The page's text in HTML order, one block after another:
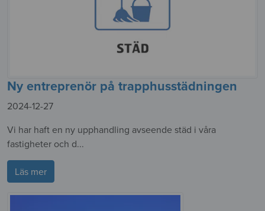
Ny entreprenör på trapphusstädningen
2024-12-27
Vi har haft en ny upphandling avseende städ i våra
fastigheter och d...
Läs mer